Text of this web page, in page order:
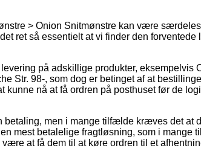
> Onion Snitmønstre kan være
ret så essentielt at vi finder den forventede
på adskillige produkter, eksempelvis
Str. 98-, som dog er betinget af at
nå at få ordren på posthuset før de
betaling, men i mange tilfælde kræves det at
mest betalelige fragtløsning, som i mange
at få dem til at køre ordren til et